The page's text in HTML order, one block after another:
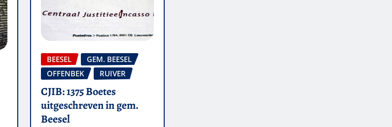
BEESEL
GEM. BEESEL
OFFENBEK
RUIVER
CJIB: 1375 Boetes
uitgeschreven in gem.
Beesel